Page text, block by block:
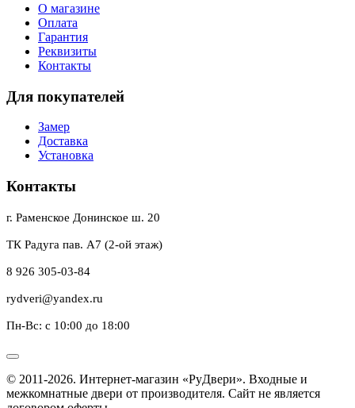
О магазине
Оплата
Гарантия
Реквизиты
Контакты
Для покупателей
Замер
Доставка
Установка
Контакты
г. Раменское Донинское ш. 20
ТК Радуга пав. А7 (2-ой этаж)
8 926 305-03-84
rydveri@yandex.ru
Пн-Вс: с 10:00 до 18:00
© 2011-2026. Интернет-магазин «РуДвери». Входные и
межкомнатные двери от производителя. Сайт не является